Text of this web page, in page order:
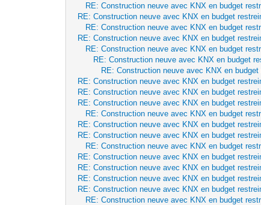
RE: Construction neuve avec KNX en budget
RE: Construction neuve avec KNX en budget
RE: Construction neuve avec KNX en budget
RE: Construction neuve avec KNX en budget
RE: Construction neuve avec KNX en budget
RE: Construction neuve avec KNX en budget
RE: Construction neuve avec KNX en budget
RE: Construction neuve avec KNX en budget
RE: Construction neuve avec KNX en budget
RE: Construction neuve avec KNX en budget
RE: Construction neuve avec KNX en budget
RE: Construction neuve avec KNX en budget
RE: Construction neuve avec KNX en budget
RE: Construction neuve avec KNX en budget
RE: Construction neuve avec KNX en budget
RE: Construction neuve avec KNX en budget
RE: Construction neuve avec KNX en budget
RE: Construction neuve avec KNX en budget
RE: Construction neuve avec KNX en budget